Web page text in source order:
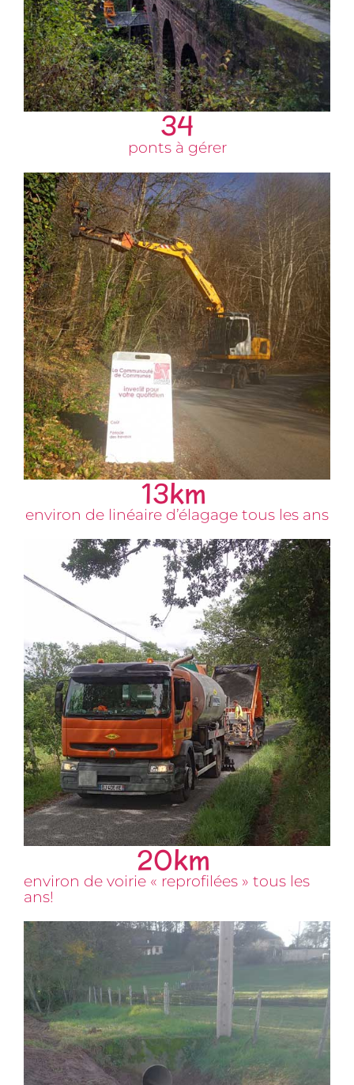
ponts à gérer
34
environ de linéaire d’élagage tous les ans
13km
environ de voirie « reprofilées » tous les
ans!
20km